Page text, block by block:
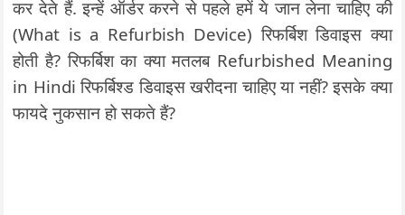
कर देते हैं. इन्हें ऑर्डर करने से पहले हमें ये जान लेना चाहिए की
(What is a Refurbish Device) रिफर्बिश डिवाइस क्या
होती है? रिफर्बिश का क्या मतलब Refurbished Meaning
in Hindi रिफर्बिश्ड डिवाइस खरीदना चाहिए या नहीं? इसके क्या
फायदे नुकसान हो सकते हैं?